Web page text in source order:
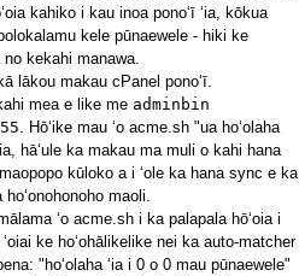
kahiko i kau inoa ponoʻī ʻia, kōkua
kele pūnaewele - hiki ke
kekahi manawa.
lākou makau cPanel ponoʻī.
mea e like me adminbin
. Hōʻike mau ʻo acme.sh "ua hoʻolaha
hāʻule ka makau ma muli o kahi hana
kūloko a i ʻole ka hana sync e ka
maoli.
ʻo acme.sh i ka palapala hōʻoia i
ke hoʻohālikelike nei ka auto-matcher
"hoʻolaha ʻia i 0 o 0 mau pūnaewele"